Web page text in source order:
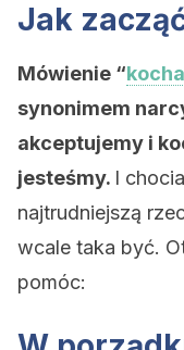
Jak
Mówienie “
synonimem
akceptujemy i
jesteśmy. I
najtrudniejszą
wcale taka być.
pomóc: